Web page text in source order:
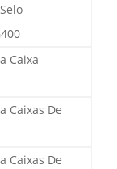
Caixa
Caixas De
Caixas De